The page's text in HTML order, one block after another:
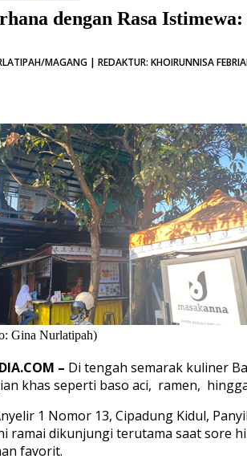
dengan Rasa
MAGANG | REDAKTUR: KHOIRUNNISA
Gina Nurlatipah)
– Di tengah semarak kuliner
khas seperti baso aci, ramen,
1 Nomor 13, Cipadung Kidul,
ramai dikunjungi terutama saat sore
favorit.